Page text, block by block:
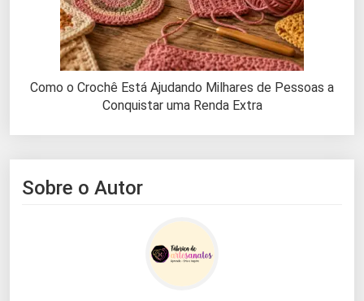
Como o Crochê Está Ajudando Milhares de Pessoas a
Conquistar uma Renda Extra
Sobre o Autor